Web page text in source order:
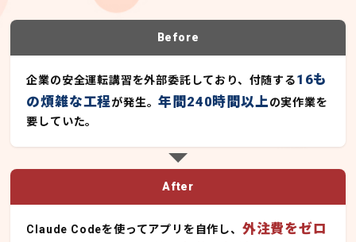
Before
企業の安全運転講習を外部委託しており、付随する16も
の煩雑な工程が発生。年間240時間以上の実作業を
要していた。
After
Claude Codeを使ってアプリを自作し、 外注費をゼロ